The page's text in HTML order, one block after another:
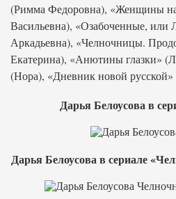
(Римма Федоровна), «Женщины
Васильевна), «Озабоченные, или
Аркадьевна), «Челночницы.
Екатерина), «Анютины глазки»
(Нора), «Дневник новой
Дарья Белоусова в
Дарья Белоусова в сериале